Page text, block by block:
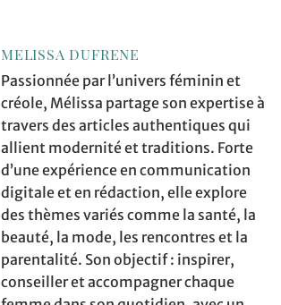
MELISSA DUFRENE
Passionnée par l’univers féminin et
créole, Mélissa partage son expertise à
travers des articles authentiques qui
allient modernité et traditions. Forte
d’une expérience en communication
digitale et en rédaction, elle explore
des thèmes variés comme la santé, la
beauté, la mode, les rencontres et la
parentalité. Son objectif : inspirer,
conseiller et accompagner chaque